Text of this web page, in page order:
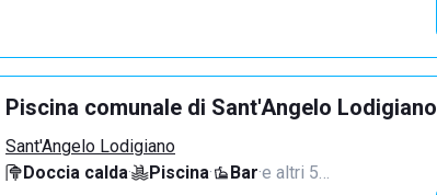
Piscina comunale di Sant'Angelo Lodigiano
Sant'Angelo Lodigiano
Doccia calda· Piscina· Bar·e altri 5…